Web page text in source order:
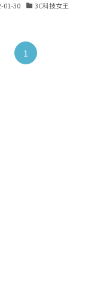
01-30 3C科技女王
1